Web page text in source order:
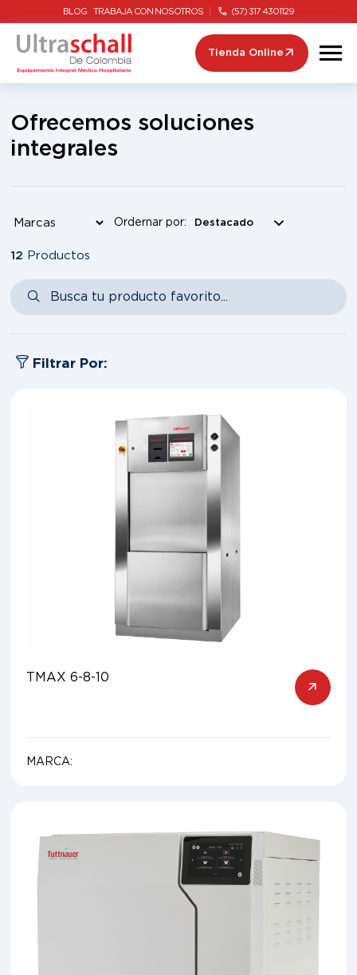
BLOG TRABAJA CON NOSOTROS (57) 317 4301129
Tienda Online
Ofrecemos soluciones
integrales
Ordernar por:
12 Productos
Filtrar Por:
TMAX 6-8-10
MARCA: